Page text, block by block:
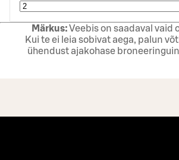
Märkus:Veebis on saadaval vaid
Kui te ei leia sobivat aega, palun
ühendust ajakohase